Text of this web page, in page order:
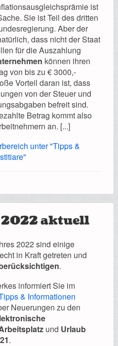
ist
Sie ist Teil des dritten
Aber der
dass nicht der Staat
für die Auszahlung
können ihren
von bis zu € 3000,-
Vorteil daran ist, dass
von der Steuer und
befreit sind.
Betrag kommt also
an. [...]
unter "Tipps &
aktuell
2022 sind einige
in Kraft getreten und
.
informiert Sie im
& Informationen
Neuerungen zu den
und Urlaub
.